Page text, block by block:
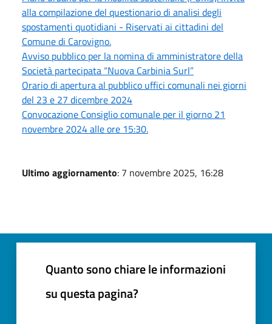
alla compilazione del questionario di analisi degli
spostamenti quotidiani - Riservati ai cittadini del
Comune di Carovigno.
Avviso pubblico per la nomina di amministratore della
Società partecipata “Nuova Carbinia Surl”
Orario di apertura al pubblico uffici comunali nei giorni
del 23 e 27 dicembre 2024
Convocazione Consiglio comunale per il giorno 21
novembre 2024 alle ore 15:30.
Ultimo aggiornamento: 7 novembre 2025, 16:28
Quanto sono chiare le informazioni
su questa pagina?